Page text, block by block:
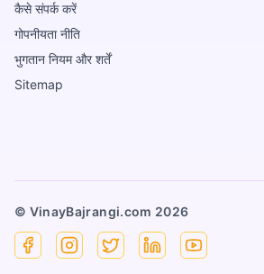
कैसे संपर्क करें
गोपनीयता नीति
भुगतान नियम और शर्तें
Sitemap
© VinayBajrangi.com 2026
FacebookInstagram
X LinkedinYouTube